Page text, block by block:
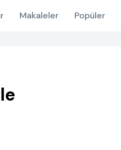
Makaleler Popüler